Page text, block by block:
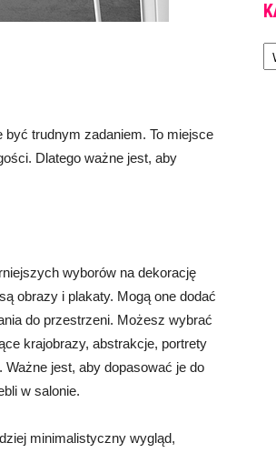
trudnym zadaniem. To miejsce
Dlatego ważne jest, aby
wyborów na dekorację
obrazy i plakaty. Mogą one dodać
do przestrzeni. Możesz wybrać
krajobrazy, abstrakcje, portrety
Ważne jest, aby dopasować je do
w salonie.
minimalistyczny wygląd,